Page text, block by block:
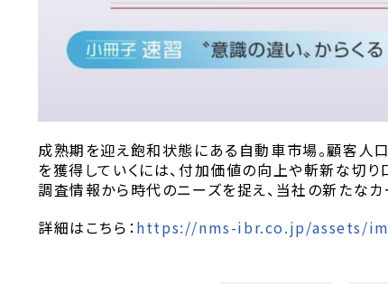
成熟期を迎え飽和状態にある自動車市場。顧客人
を獲得していくには、付加価値の向上や斬新な切
調査情報から時代のニーズを捉え、当社の新たな
詳細はこちら：https://nms-ibr.co.jp/assets/